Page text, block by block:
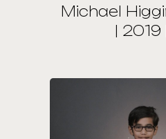
Michael
| 2019